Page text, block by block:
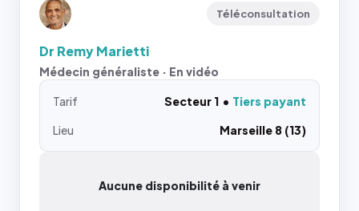
Téléconsultation
Dr Remy Marietti
Médecin généraliste · En vidéo
Tarif Secteur 1
Tiers payant
Lieu
Marseille 8 (13)
Aucune disponibilité à venir